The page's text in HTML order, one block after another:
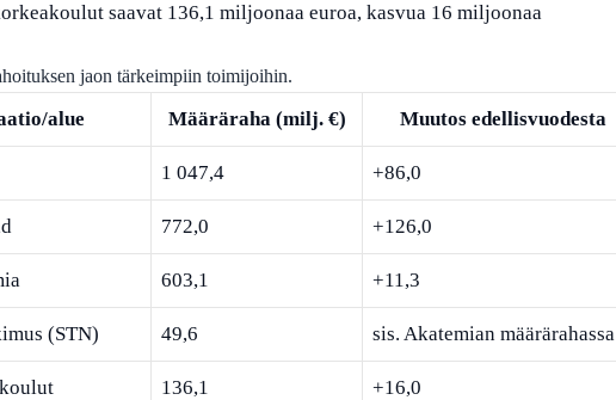
saavat 136,1 miljoonaa euroa, kasvua 16 miljoonaa
jaon tärkeimpiin toimijoihin.
alue
Määräraha (milj. €) Muutos edellisvuodesta
1 047,4 +86,0
772,0 +126,0
603,1 +11,3
(STN) 49,6 sis. Akatemian määrärahassa
136,1 +16,0